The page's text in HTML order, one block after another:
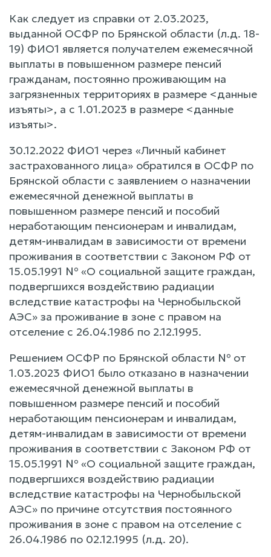
Как следует из справки от 2.03.2023,
выданной ОСФР по Брянской области (л.д. 18-
19) ФИО1 является получателем ежемесячной
выплаты в повышенном размере пенсий
гражданам, постоянно проживающим на
загрязненных территориях в размере <данные
изъяты>, а с 1.01.2023 в размере <данные
изъяты>.
30.12.2022 ФИО1 через «Личный кабинет
застрахованного лица» обратился в ОСФР по
Брянской области с заявлением о назначении
ежемесячной денежной выплаты в
повышенном размере пенсий и пособий
неработающим пенсионерам и инвалидам,
детям-инвалидам в зависимости от времени
проживания в соответствии с Законом РФ от
15.05.1991 № «О социальной защите граждан,
подвергшихся воздействию радиации
вследствие катастрофы на Чернобыльской
АЭС» за проживание в зоне с правом на
отселение с 26.04.1986 по 2.12.1995.
Решением ОСФР по Брянской области № от
1.03.2023 ФИО1 было отказано в назначении
ежемесячной денежной выплаты в
повышенном размере пенсий и пособий
неработающим пенсионерам и инвалидам,
детям-инвалидам в зависимости от времени
проживания в соответствии с Законом РФ от
15.05.1991 № «О социальной защите граждан,
подвергшихся воздействию радиации
вследствие катастрофы на Чернобыльской
АЭС» по причине отсутствия постоянного
проживания в зоне с правом на отселение с
26.04.1986 по 02.12.1995 (л.д. 20).